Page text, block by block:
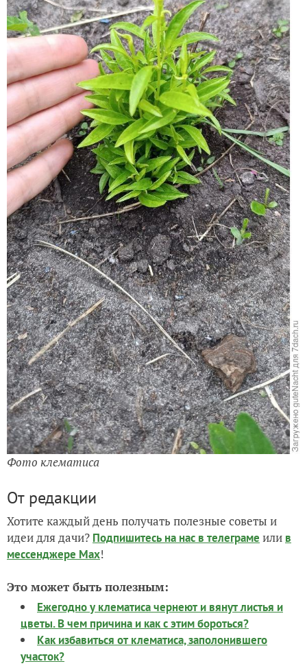
Фото клематиса
От редакции
Хотите каждый день получать полезные советы и
идеи для дачи? Подпишитесь на нас в телеграме или в
мессенджере Max!
Это может быть полезным:
Ежегодно у клематиса чернеют и вянут листья и
цветы. В чем причина и как с этим бороться?
Как избавиться от клематиса, заполонившего
участок?